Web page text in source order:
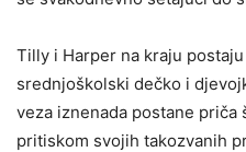
Tilly i Harper na kraju
srednjoškolski dečko i
veza iznenada postane
pritiskom svojih takozvanih